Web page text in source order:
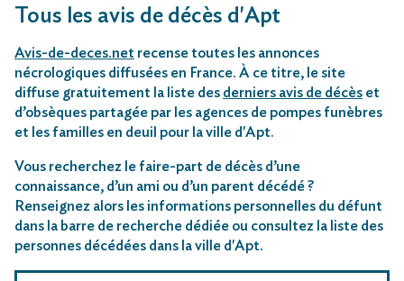
Tous les avis de décès d'Apt
Avis-de-deces.net recense toutes les annonces
nécrologiques diffusées en France. À ce titre, le site
diffuse gratuitement la liste des derniers avis de décès et
d’obsèques partagée par les agences de pompes funèbres
et les familles en deuil pour la ville d'Apt.
Vous recherchez le faire-part de décès d’une
connaissance, d’un ami ou d’un parent décédé ?
Renseignez alors les informations personnelles du défunt
dans la barre de recherche dédiée ou consultez la liste des
personnes décédées dans la ville d'Apt.